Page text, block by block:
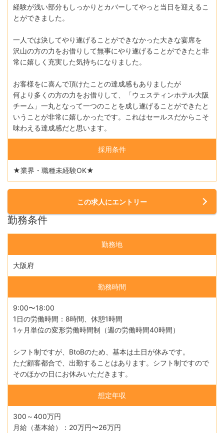
経験が浅い部分もしっかりとカバーしてやっと当日を迎えるこ
とができました。
一人では決してやり遂げることができなかった大きな宴席を
沢山の方の力をお借りして無事にやり遂げることができたと非
常に嬉しく充実した気持ちになりました。
お客様をに喜んで頂けたことの達成感もありましたが
何より多くの方の力をお借りして、「ウェスティンホテル大阪
チーム」一丸となって一つのことを成し遂げることができたと
いうことが非常に嬉しかったです。これはセールスだからこそ
味わえる達成感だと思います。
採用条件
★業界・職種未経験OK★
この求人にエントリー
勤務条件
勤務地
大阪府
勤務時間
9:00〜18:00
1日の労働時間：8時間、休憩1時間
1ヶ月単位の変形労働時間制（週の労働時間40時間）
シフト制ですが、BtoBのため、基本は土日が休みです。
ただ顧客都合で、出勤することはあります。シフト制ですので
そのほかの日にお休みいただきます。
想定年収
300～400万円
月給（基本給）：20万円〜26万円